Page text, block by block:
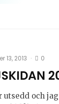
13, 2013 · 0
utsedd och